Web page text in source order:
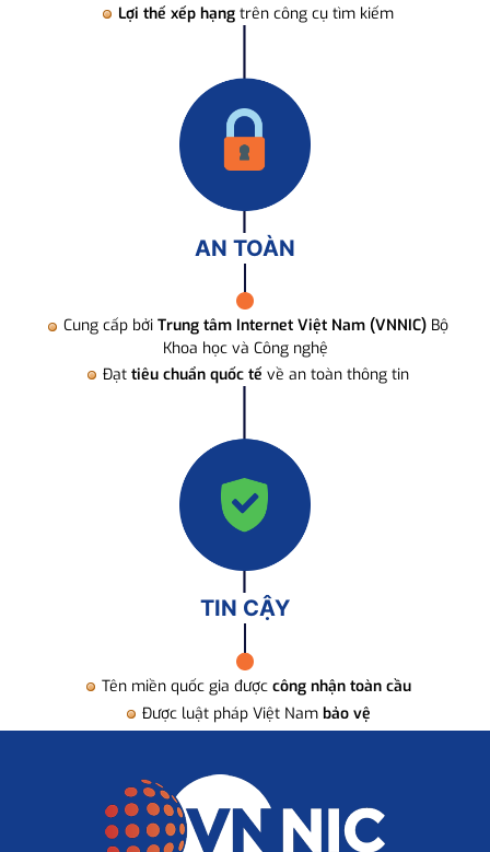
Lợi thế xếp hạng trên công cụ tìm kiếm
AN TOÀN
Cung cấp bởi Trung tâm Internet Việt Nam (VNNIC) Bộ
Khoa học và Công nghệ
Đạt tiêu chuẩn quốc tế về an toàn thông tin
TIN CẬY
Tên miền quốc gia được công nhận toàn cầu
Được luật pháp Việt Nam bảo vệ